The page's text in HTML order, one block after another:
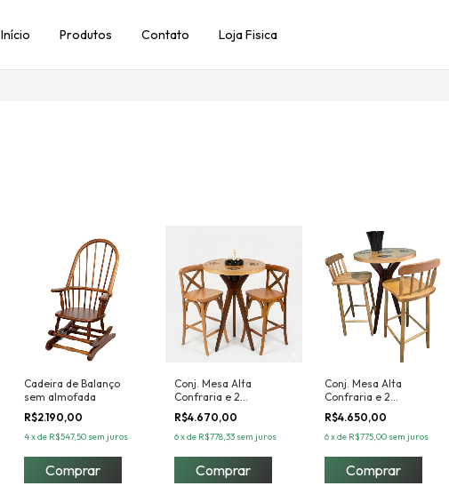
Início Produtos Contato Loja Fisica
Cadeira de Balanço
sem almofada
R$2.190,00
4xde R$547,50 sem juros
Comprar
Conj. Mesa Alta
Confraria e 2
banquetas modelo X
R$4.670,00
6xde R$778,33 sem juros
Conj. Mesa Alta
Confraria e 2
banquetas
R$4.650,00
6xde R$775,00 sem juros